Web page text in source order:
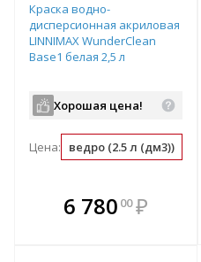
Краска водно-
дисперсионная акриловая
LINNIMAX WunderClean
Base1 белая 2,5 л
Хорошая цена!
Цена: ведро (2.5 л (дм3))
6 780 00 ₽
В комплекте
всегда выгоднее!